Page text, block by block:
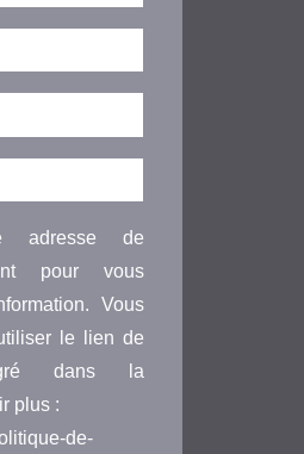
adresse de
pour vous
Vous
le lien de
dans la
plus :
de-